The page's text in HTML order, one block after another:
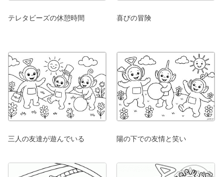
テレタビーズの休憩時間 喜びの冒険
三人の友達が遊んでいる 陽の下での友情と笑い